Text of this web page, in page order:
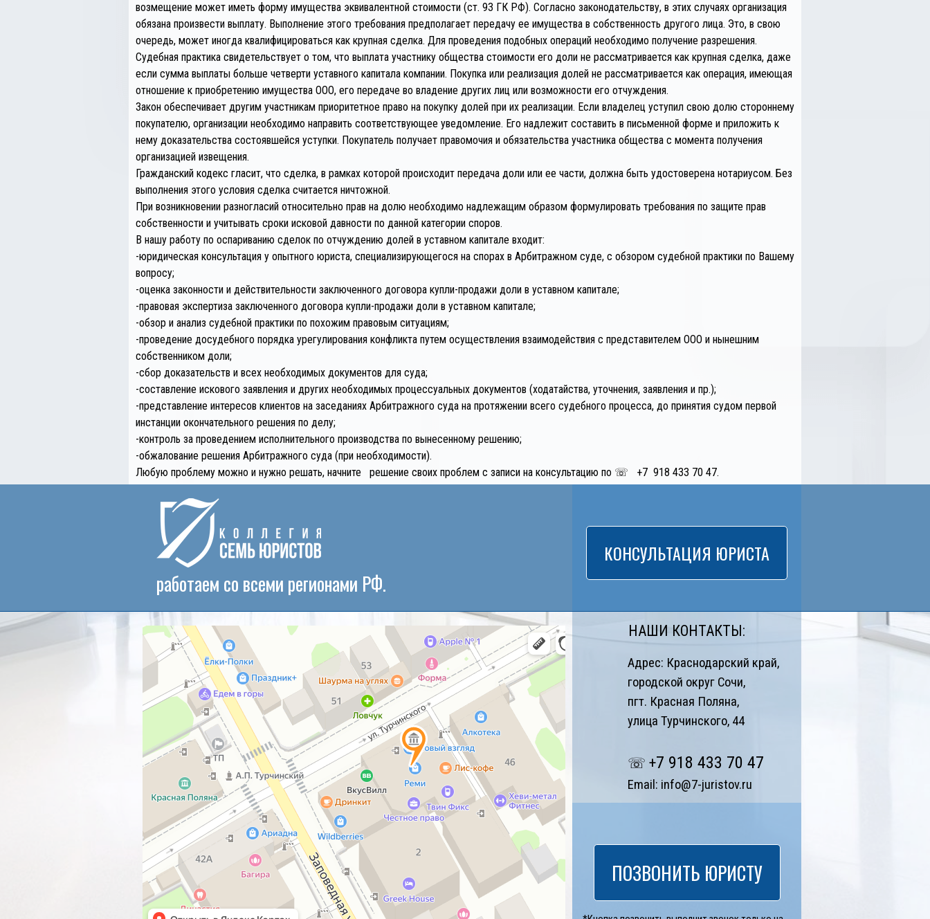
возмещение может иметь форму имущества эквивалентной стоимости (ст. 93 ГК РФ). Согласно законодательству, в этих случаях организация
обязана произвести выплату. Выполнение этого требования предполагает передачу ее имущества в собственность другого лица. Это, в свою
очередь, может иногда квалифицироваться как крупная сделка. Для проведения подобных операций необходимо получение разрешения.
Судебная практика свидетельствует о том, что выплата участнику общества стоимости его доли не рассматривается как крупная сделка, даже
если сумма выплаты больше четверти уставного капитала компании. Покупка или реализация долей не рассматривается как операция, имеющая
отношение к приобретению имущества ООО, его передаче во владение других лиц или возможности его отчуждения.
Закон обеспечивает другим участникам приоритетное право на покупку долей при их реализации. Если владелец уступил свою долю стороннему
покупателю, организации необходимо направить соответствующее уведомление. Его надлежит составить в письменной форме и приложить к
нему доказательства состоявшейся уступки. Покупатель получает правомочия и обязательства участника общества с момента получения
организацией извещения.
Гражданский кодекс гласит, что сделка, в рамках которой происходит передача доли или ее части, должна быть удостоверена нотариусом. Без
выполнения этого условия сделка считается ничтожной.
При возникновении разногласий относительно прав на долю необходимо надлежащим образом формулировать требования по защите прав
собственности и учитывать сроки исковой давности по данной категории споров.
В нашу работу по оспариванию сделок по отчуждению долей в уставном капитале входит:
-юридическая консультация у опытного юриста, специализирующегося на спорах в Арбитражном суде, с обзором судебной практики по Вашему
вопросу;
-оценка законности и действительности заключенного договора купли-продажи доли в уставном капитале;
-правовая экспертиза заключенного договора купли-продажи доли в уставном капитале;
-обзор и анализ судебной практики по похожим правовым ситуациям;
-проведение досудебного порядка урегулирования конфликта путем осуществления взаимодействия с представителем ООО и нынешним
собственником доли;
-сбор доказательств и всех необходимых документов для суда;
-составление искового заявления и других необходимых процессуальных документов (ходатайства, уточнения, заявления и пр.);
-представление интересов клиентов на заседаниях Арбитражного суда на протяжении всего судебного процесса, до принятия судом первой
инстанции окончательного решения по делу;
-контроль за проведением исполнительного производства по вынесенному решению;
-обжалование решения Арбитражного суда (при необходимости).
Любую проблему можно и нужно решать, начните решение своих проблем с записи на консультацию по ☏ +7 918 433 70 47.
работаем со всеми регионами РФ.
КОНСУЛЬТАЦИЯ ЮРИСТА
НАШИ КОНТАКТЫ:
Адрес: Краснодарский край,
городской округ Сочи,
пгт. Красная Поляна,
улица Турчинского, 44
☏ +7 918 433 70 47
Email: info@7-juristov.ru
ПОЗВОНИТЬ ЮРИСТУ